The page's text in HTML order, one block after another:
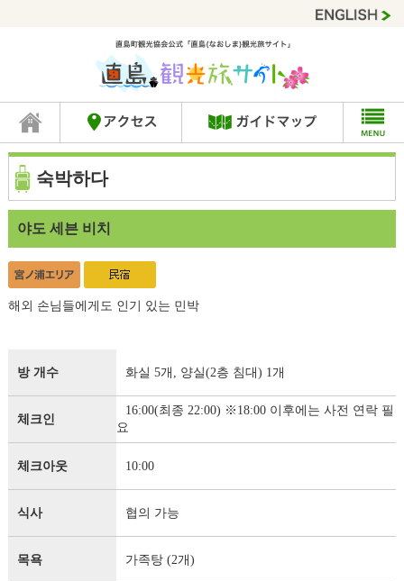
숙박하다
야도 세븐 비치
해외 손님들에게도 인기 있는 민박
방 개수 화실 5개, 양실(2층 침대) 1개
체크인
16:00(최종 22:00) ※18:00 이후에는 사전 연락 필
요
체크아웃 10:00
식사 협의 가능
목욕 가족탕 (2개)